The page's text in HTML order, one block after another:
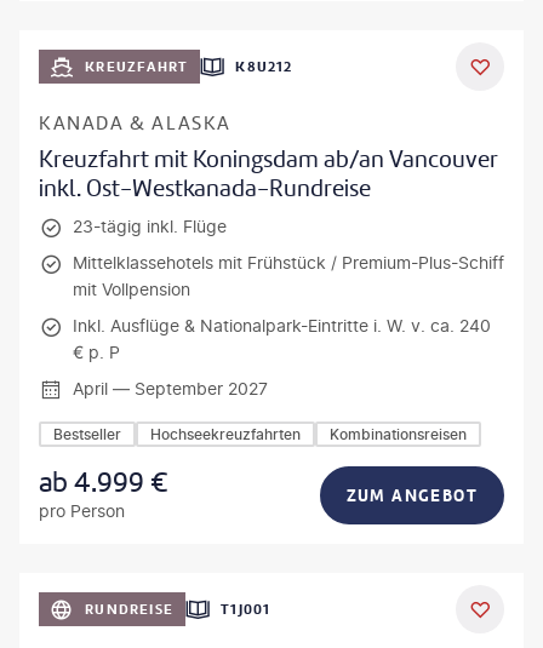
KREUZFAHRT K8U212
KANADA & ALASKA
Kreuzfahrt mit Koningsdam ab/an Vancouver
inkl. Ost-Westkanada-Rundreise
23-tägig inkl. Flüge
Mittelklassehotels mit Frühstück / Premium-Plus-Schiff
mit Vollpension
Inkl. Ausflüge & Nationalpark-Eintritte i. W. v. ca. 240
€ p. P
April — September 2027
Bestseller Hochseekreuzfahrten Kombinationsreisen
ab4.999 €
pro Person
ZUM ANGEBOT
RUNDREISE T1J001